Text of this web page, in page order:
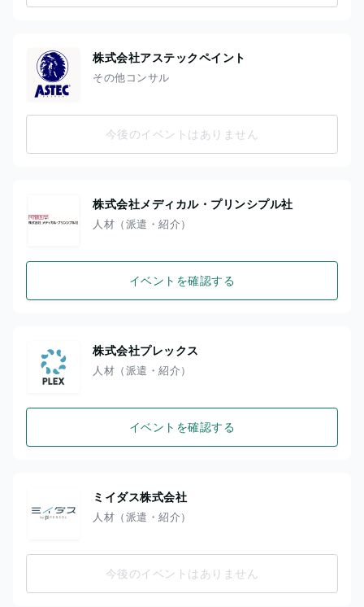
株式会社アステックペイント
その他コンサル
今後のイベントはありません
株式会社メディカル・プリンシプル社
人材（派遣・紹介）
イベントを確認する
株式会社プレックス
人材（派遣・紹介）
イベントを確認する
ミイダス株式会社
人材（派遣・紹介）
今後のイベントはありません